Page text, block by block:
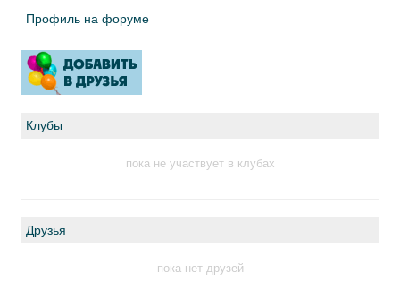
Профиль на форуме
Клубы
пока не участвует в клубах
Друзья
пока нет друзей